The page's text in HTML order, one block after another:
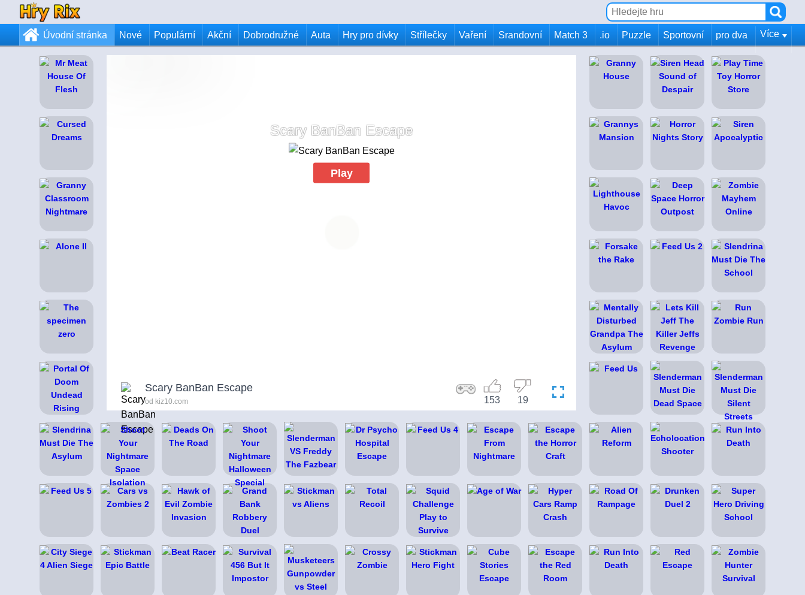
Úvodní stránka Nové Populární Akční Dobrodružné Auta Hry pro dívky Střílečky Vaření Srandovní Match 3 .io Puzzle Sportovní pro dva Více
Scary BanBan Escape
Play
Scary BanBan Escape
od kiz10.com 19
153